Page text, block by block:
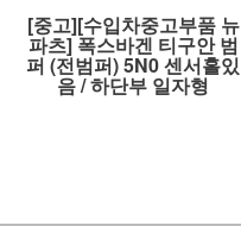
[중고][수입차중고부품 뉴
파츠] 폭스바겐 티구안 범
퍼 (전범퍼) 5N0 센서홀있
음 / 하단부 일자형